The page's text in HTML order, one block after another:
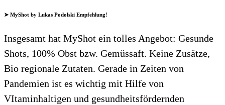
➤ MyShot by Lukas Podolski Empfehlung!
Insgesamt hat MyShot ein tolles Angebot: Gesunde
Shots, 100% Obst bzw. Gemüssaft. Keine Zusätze,
Bio regionale Zutaten. Gerade in Zeiten von
Pandemien ist es wichtig mit Hilfe von
VItaminhaltigen und gesundheitsfördernden